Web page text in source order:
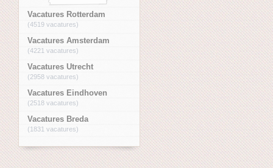
Vacatures Rotterdam
(4519 vacatures)
Vacatures Amsterdam
(4221 vacatures)
Vacatures Utrecht
(2958 vacatures)
Vacatures Eindhoven
(2518 vacatures)
Vacatures Breda
(1831 vacatures)